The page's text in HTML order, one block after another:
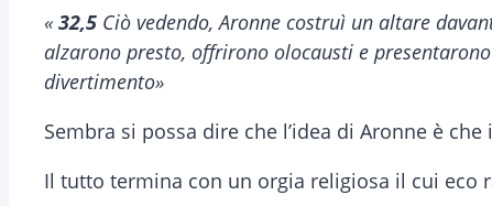
« 32,5 Ciò vedendo, Aronne costruì un altare
alzarono presto, offrirono olocausti e
divertimento»
Sembra si possa dire che l’idea di Aronne è
Il tutto termina con un orgia religiosa il cui eco